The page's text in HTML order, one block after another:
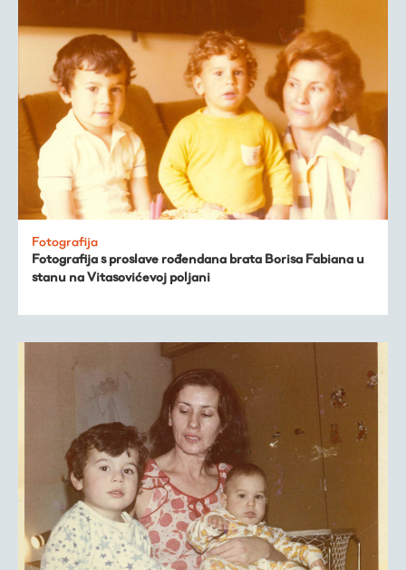
Fotografija
Fotografija s proslave rođendana brata Borisa Fabiana u
stanu na Vitasovićevoj poljani